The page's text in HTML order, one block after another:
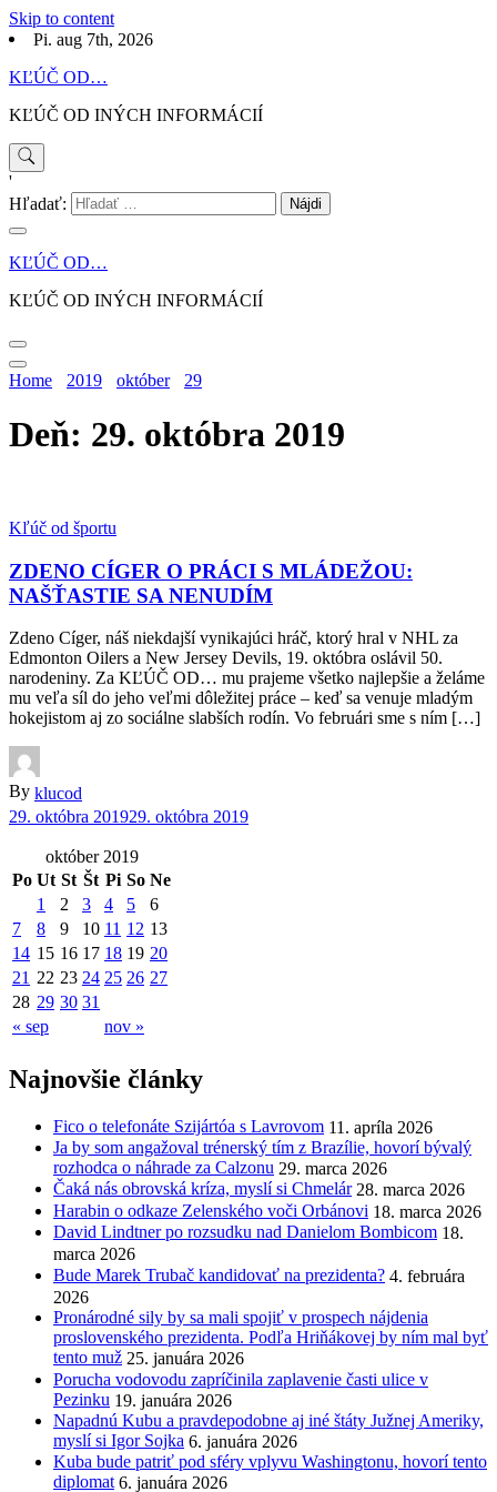
Skip to content
Pi. aug 7th, 2026
KĽÚČ OD…
KĽÚČ OD INÝCH INFORMÁCIÍ
'
Hľadať:
KĽÚČ OD…
KĽÚČ OD INÝCH INFORMÁCIÍ
Home 2019 október 29
Deň: 29. októbra 2019
Kľúč od športu
ZDENO CÍGER O PRÁCI S MLÁDEŽOU:
NAŠŤASTIE SA NENUDÍM
Zdeno Cíger, náš niekdajší vynikajúci hráč, ktorý hral v NHL za
Edmonton Oilers a New Jersey Devils, 19. októbra oslávil 50.
narodeniny. Za KĽÚČ OD… mu prajeme všetko najlepšie a želáme
mu veľa síl do jeho veľmi dôležitej práce – keď sa venuje mladým
hokejistom aj zo sociálne slabších rodín. Vo februári sme s ním […]
By klucod
29. októbra 201929. októbra 2019
október 2019
Po Ut St Št Pi So Ne
« sep nov »
1 2 3 4 5
6
7
8 9 10 11 12 13
14 15 16 17 18 19 20
21 22 23 24 25 26 27
28 29 30 31
Najnovšie články
Fico o telefonáte Szijártóa s Lavrovom 11. apríla 2026
Ja by som angažoval trénerský tím z Brazílie, hovorí bývalý
rozhodca o náhrade za Calzonu 29. marca 2026
Čaká nás obrovská kríza, myslí si Chmelár 28. marca 2026
Harabin o odkaze Zelenského voči Orbánovi 18. marca 2026
David Lindtner po rozsudku nad Danielom Bombicom 18.
marca 2026
Bude Marek Trubač kandidovať na prezidenta? 4. februára
2026
Pronárodné sily by sa mali spojiť v prospech nájdenia
proslovenského prezidenta. Podľa Hriňákovej by ním mal byť
tento muž 25. januára 2026
Porucha vodovodu zapríčinila zaplavenie časti ulice v
Pezinku 19. januára 2026
Napadnú Kubu a pravdepodobne aj iné štáty Južnej Ameriky,
myslí si Igor Sojka 6. januára 2026
Kuba bude patriť pod sféry vplyvu Washingtonu, hovorí tento
diplomat 6. januára 2026